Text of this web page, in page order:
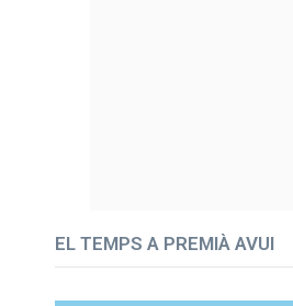
EL TEMPS A PREMIÀ AVUI